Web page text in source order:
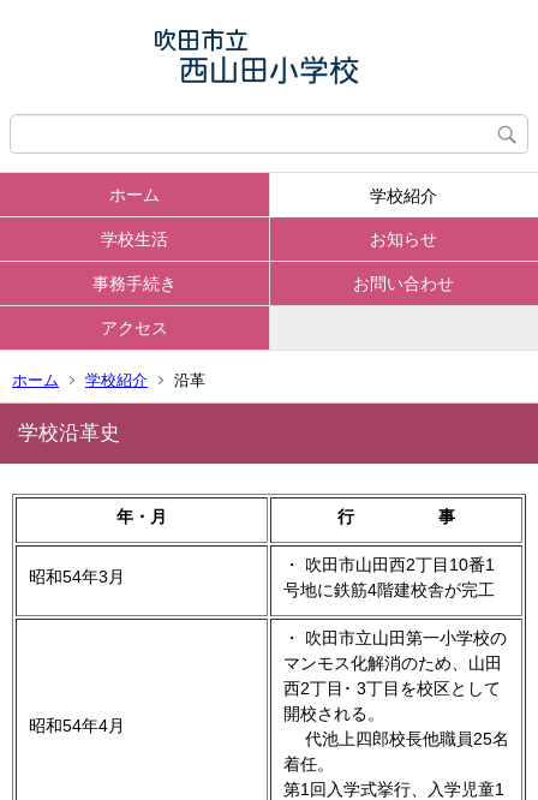
ホーム 学校紹介
学校生活 お知らせ
事務手続き お問い合わせ
アクセス
ホーム 学校紹介 沿革
学校沿革史
年・月 行 事
昭和54年3月
・ 吹田市山田西2丁目10番1
号地に鉄筋4階建校舎が完工
昭和54年4月
・ 吹田市立山田第一小学校の
マンモス化解消のため、山田
西2丁目･ 3丁目を校区として
開校される。
代池上四郎校長他職員25名
着任。
第1回入学式挙行、入学児童1